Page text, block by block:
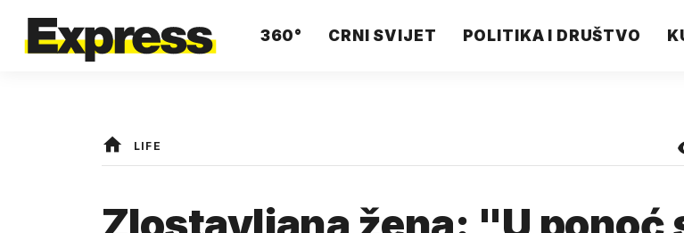
360° CRNI SVIJET POLITIKA I DRUŠTVO
LIFE